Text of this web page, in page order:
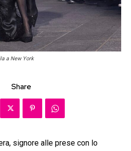
a New York
Share
signore alle prese con lo